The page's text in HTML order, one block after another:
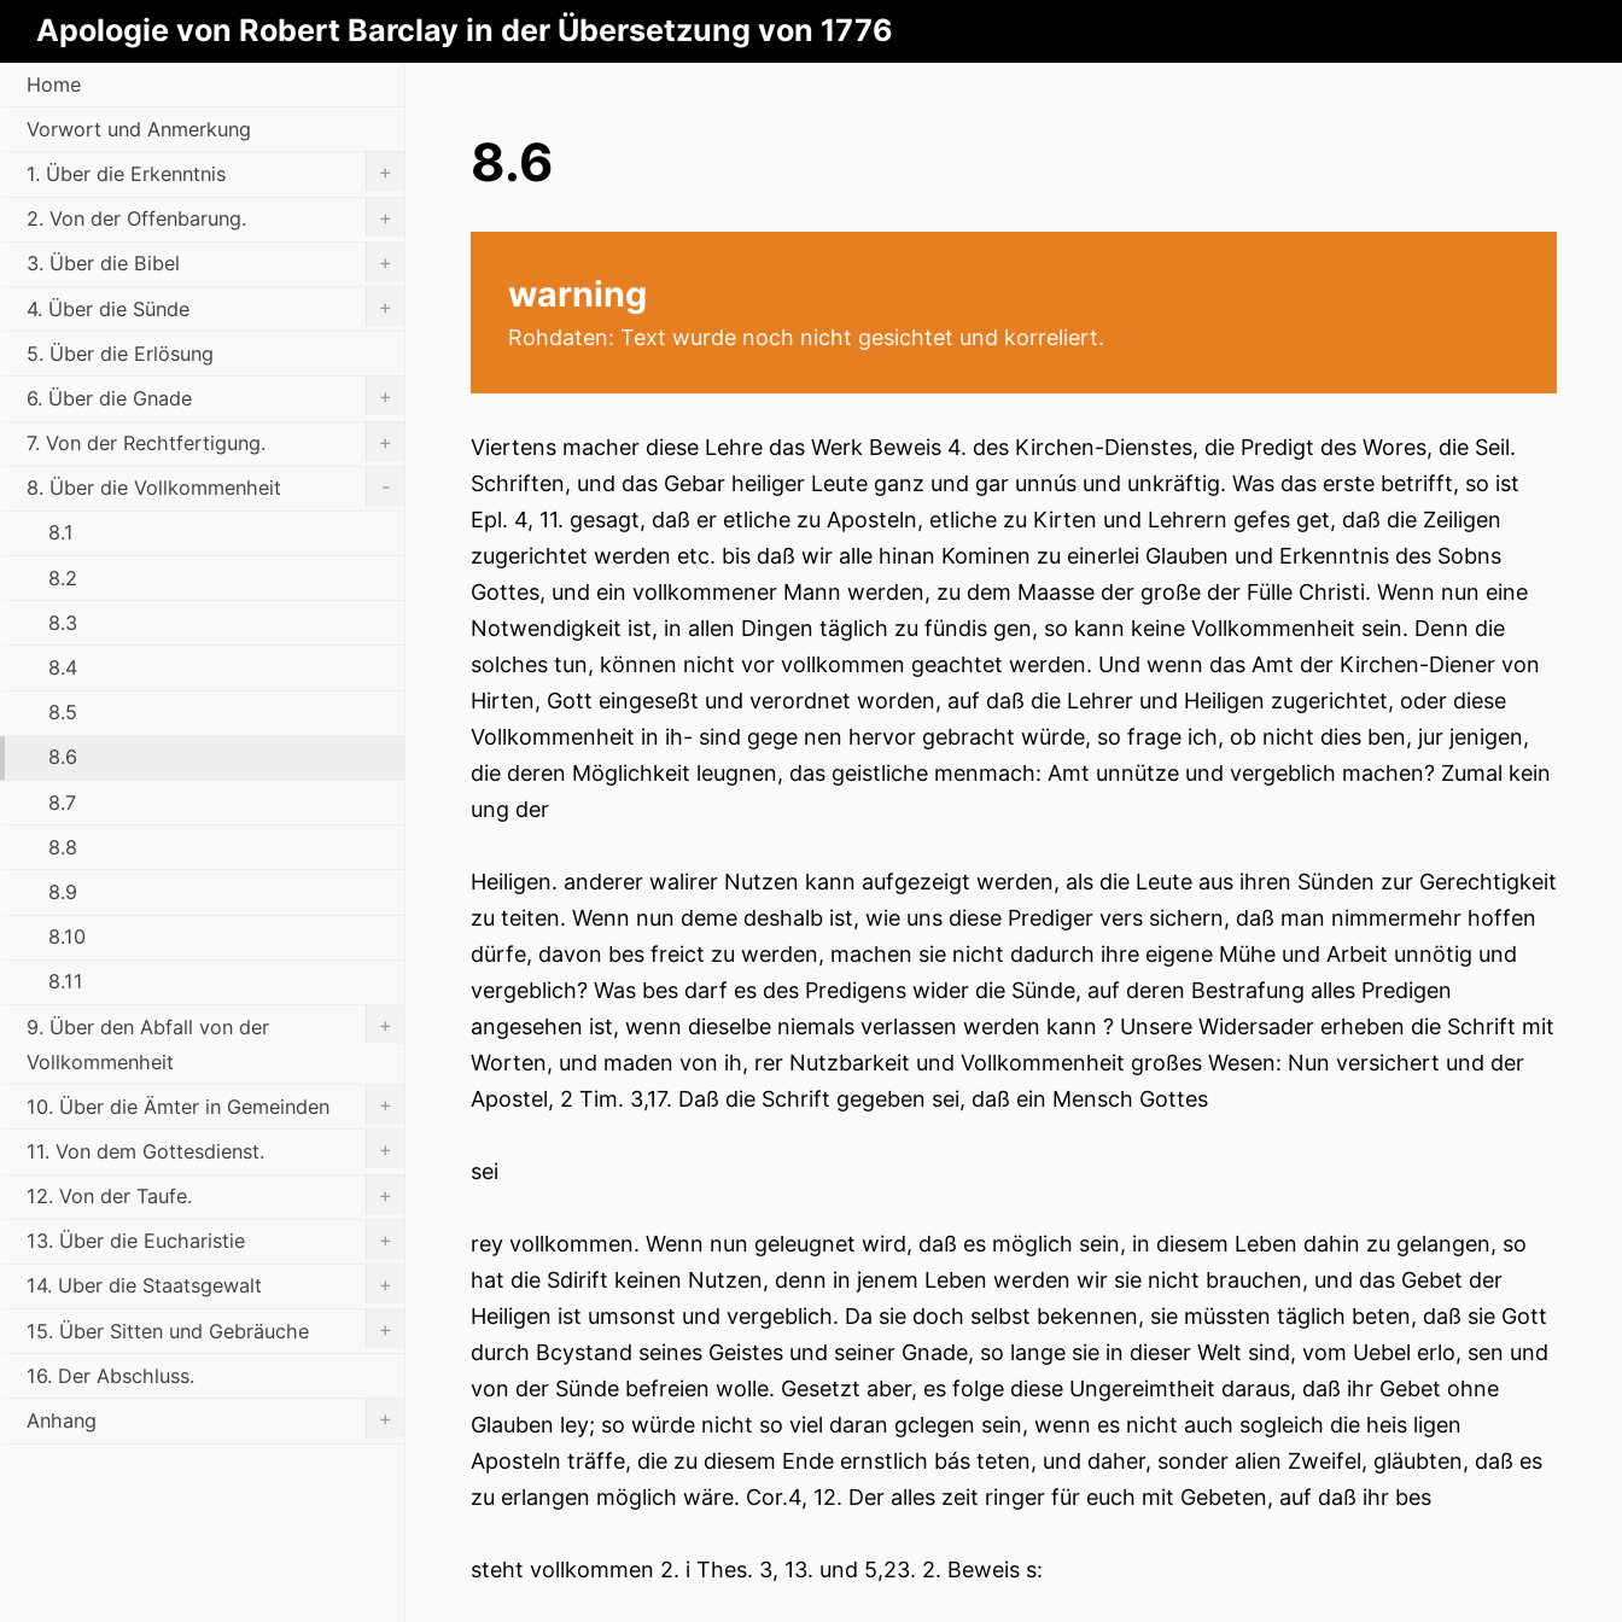
Apologie von Robert Barclay in der Übersetzung von 1776
8.6
warning
Rohdaten: Text wurde noch nicht gesichtet und korreliert.
Viertens macher diese Lehre das Werk Beweis 4. des Kirchen-Dienstes, die Predigt des Wores, die Seil.
Schriften, und das Gebar heiliger Leute ganz und gar unnús und unkräftig. Was das erste betrifft, so ist
Epl. 4, 11. gesagt, daß er etliche zu Aposteln, etliche zu Kirten und Lehrern gefes get, daß die Zeiligen
zugerichtet werden etc. bis daß wir alle hinan Kominen zu einerlei Glauben und Erkenntnis des Sobns
Gottes, und ein vollkommener Mann werden, zu dem Maasse der große der Fülle Christi. Wenn nun eine
Notwendigkeit ist, in allen Dingen täglich zu fündis gen, so kann keine Vollkommenheit sein. Denn die
solches tun, können nicht vor vollkommen geachtet werden. Und wenn das Amt der Kirchen-Diener von
Hirten, Gott eingeseßt und verordnet worden, auf daß die Lehrer und Heiligen zugerichtet, oder diese
Vollkommenheit in ih- sind gege nen hervor gebracht würde, so frage ich, ob nicht dies ben, jur jenigen,
die deren Möglichkeit leugnen, das geistliche menmach: Amt unnütze und vergeblich machen? Zumal kein
ung der
Heiligen. anderer walirer Nutzen kann aufgezeigt werden, als die Leute aus ihren Sünden zur Gerechtigkeit
zu teiten. Wenn nun deme deshalb ist, wie uns diese Prediger vers sichern, daß man nimmermehr hoffen
dürfe, davon bes freict zu werden, machen sie nicht dadurch ihre eigene Mühe und Arbeit unnötig und
vergeblich? Was bes darf es des Predigens wider die Sünde, auf deren Bestrafung alles Predigen
angesehen ist, wenn dieselbe niemals verlassen werden kann ? Unsere Widersader erheben die Schrift mit
Worten, und maden von ih, rer Nutzbarkeit und Vollkommenheit großes Wesen: Nun versichert und der
Apostel, 2 Tim. 3,17. Daß die Schrift gegeben sei, daß ein Mensch Gottes
sei
rey vollkommen. Wenn nun geleugnet wird, daß es möglich sein, in diesem Leben dahin zu gelangen, so
hat die Sdirift keinen Nutzen, denn in jenem Leben werden wir sie nicht brauchen, und das Gebet der
Heiligen ist umsonst und vergeblich. Da sie doch selbst bekennen, sie müssten täglich beten, daß sie Gott
durch Bcystand seines Geistes und seiner Gnade, so lange sie in dieser Welt sind, vom Uebel erlo, sen und
von der Sünde befreien wolle. Gesetzt aber, es folge diese Ungereimtheit daraus, daß ihr Gebet ohne
Glauben ley; so würde nicht so viel daran gclegen sein, wenn es nicht auch sogleich die heis ligen
Aposteln träffe, die zu diesem Ende ernstlich bás teten, und daher, sonder alien Zweifel, gläubten, daß es
zu erlangen möglich wäre. Cor.4, 12. Der alles zeit ringer für euch mit Gebeten, auf daß ihr bes
steht vollkommen 2. i Thes. 3, 13. und 5,23. 2. Beweis s:
Home
Vorwort und Anmerkung
1. Über die Erkenntnis
+
2. Von der Offenbarung.
+
3. Über die Bibel
+
4. Über die Sünde
+
5. Über die Erlösung
6. Über die Gnade
+
7. Von der Rechtfertigung.
+
8. Über die Vollkommenheit
-
8.1
8.2
8.3
8.4
8.5
8.6
8.7
8.8
8.9
8.10
8.11
9. Über den Abfall von der
Vollkommenheit
+
10. Über die Ämter in Gemeinden
+
11. Von dem Gottesdienst.
+
12. Von der Taufe.
+
13. Über die Eucharistie
+
14. Uber die Staatsgewalt
+
15. Über Sitten und Gebräuche
+
16. Der Abschluss.
Anhang
+